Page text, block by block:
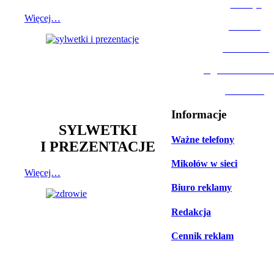
Więcej…
SYLWETKI
I PREZENTACJE
Więcej…
Informacje
Ważne telefony
Mikołów w sieci
Biuro reklamy
Redakcja
Cennik reklam